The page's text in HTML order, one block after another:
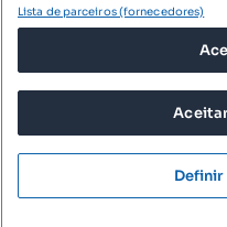
© 2026
TERMOS
POLÍTICA
Lista de parceiros (fornecedores)